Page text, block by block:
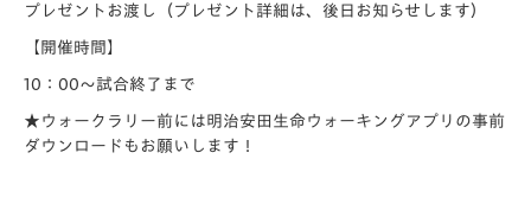
プレゼントお渡し（プレゼント詳細は、後日お知らせします）
【開催時間】
10：00～試合終了まで
★ウォークラリー前には明治安田生命ウォーキングアプリの事前
ダウンロードもお願いします！